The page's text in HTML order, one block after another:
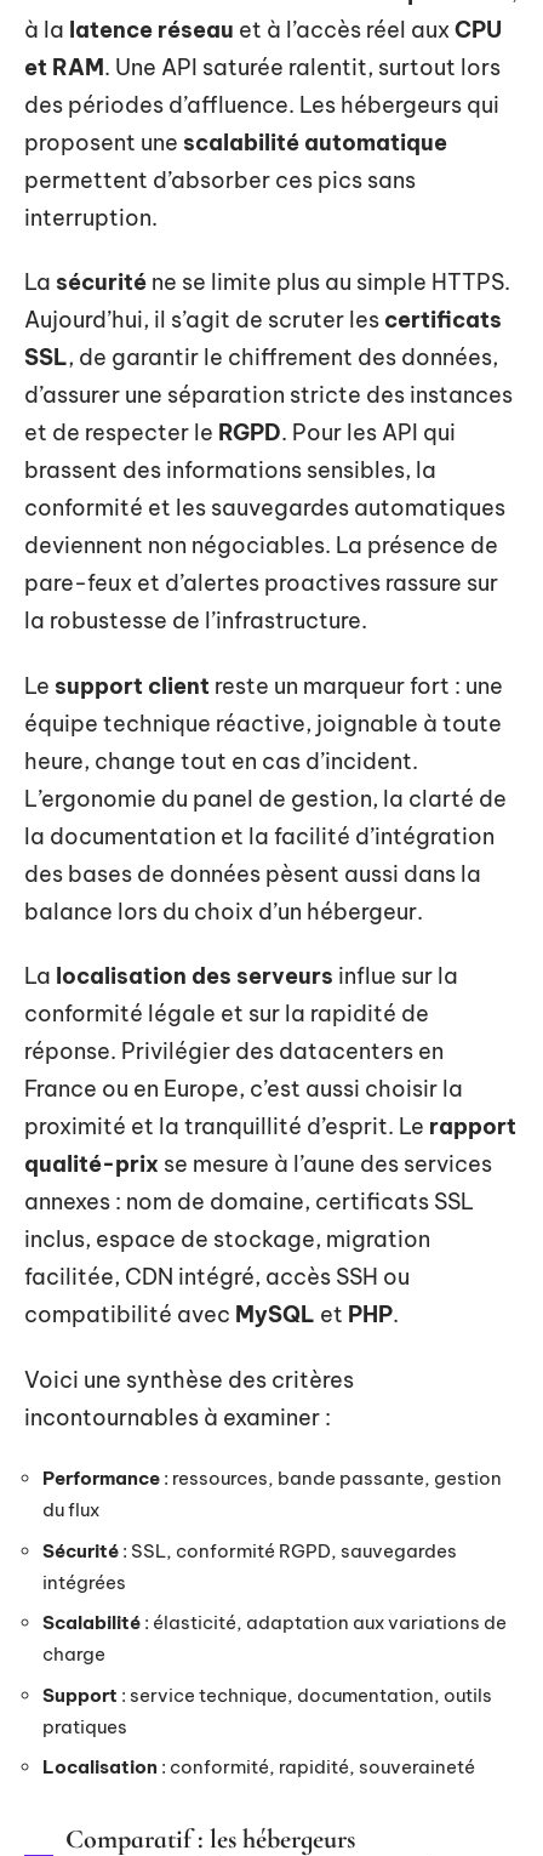
à la latence réseau et à l’accès réel aux CPU
et RAM. Une API saturée ralentit, surtout lors
des périodes d’affluence. Les hébergeurs qui
proposent une scalabilité automatique
permettent d’absorber ces pics sans
interruption.
La sécurité ne se limite plus au simple HTTPS.
Aujourd’hui, il s’agit de scruter les certificats
SSL, de garantir le chiffrement des données,
d’assurer une séparation stricte des instances
et de respecter le RGPD. Pour les API qui
brassent des informations sensibles, la
conformité et les sauvegardes automatiques
deviennent non négociables. La présence de
pare-feux et d’alertes proactives rassure sur
la robustesse de l’infrastructure.
Le support client reste un marqueur fort : une
équipe technique réactive, joignable à toute
heure, change tout en cas d’incident.
L’ergonomie du panel de gestion, la clarté de
la documentation et la facilité d’intégration
des bases de données pèsent aussi dans la
balance lors du choix d’un hébergeur.
La localisation des serveurs influe sur la
conformité légale et sur la rapidité de
réponse. Privilégier des datacenters en
France ou en Europe, c’est aussi choisir la
proximité et la tranquillité d’esprit. Le rapport
qualité-prix se mesure à l’aune des services
annexes : nom de domaine, certificats SSL
inclus, espace de stockage, migration
facilitée, CDN intégré, accès SSH ou
compatibilité avec MySQL et PHP.
Voici une synthèse des critères
incontournables à examiner :
Performance : ressources, bande passante, gestion
du flux
Sécurité : SSL, conformité RGPD, sauvegardes
intégrées
Scalabilité : élasticité, adaptation aux variations de
charge
Support : service technique, documentation, outils
pratiques
Localisation : conformité, rapidité, souveraineté
Comparatif : les hébergeurs